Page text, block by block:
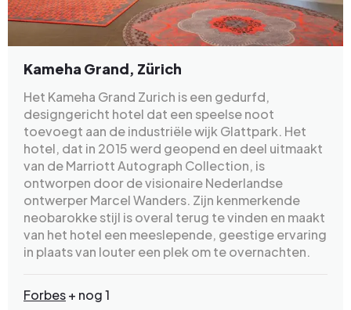
Kameha Grand, Zürich
Het Kameha Grand Zurich is een gedurfd,
designgericht hotel dat een speelse noot
toevoegt aan de industriële wijk Glattpark. Het
hotel, dat in 2015 werd geopend en deel uitmaakt
van de Marriott Autograph Collection, is
ontworpen door de visionaire Nederlandse
ontwerper Marcel Wanders. Zijn kenmerkende
neobarokke stijl is overal terug te vinden en maakt
van het hotel een meeslepende, geestige ervaring
in plaats van louter een plek om te overnachten.
Forbes+ nog 1